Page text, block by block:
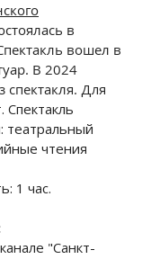
в
вошел в
В 2024
Для
Спектакль
театральный
чтения
1 час.
"Санкт-